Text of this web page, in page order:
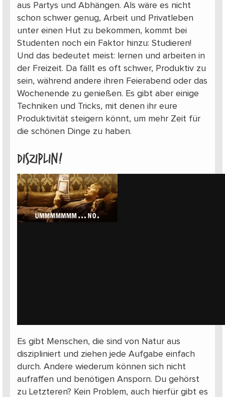
aus Partys und Abhängen. Als wäre es nicht
schon schwer genug, Arbeit und Privatleben
unter einen Hut zu bekommen, kommt bei
Studenten noch ein Faktor hinzu: Studieren!
Und das bedeutet meist: lernen und arbeiten in
der Freizeit. Da fällt es oft schwer, Produktiv zu
sein, während andere ihren Feierabend oder das
Wochenende zu genießen. Es gibt aber einige
Techniken und Tricks, mit denen ihr eure
Produktivität steigern könnt, um mehr Zeit für
die schönen Dinge zu haben.
Disziplin!
Es gibt Menschen, die sind von Natur aus
diszipliniert und ziehen jede Aufgabe einfach
durch. Andere wiederum können sich nicht
aufraffen und benötigen Ansporn. Du gehörst
zu Letzteren? Kein Problem, auch hierfür gibt es